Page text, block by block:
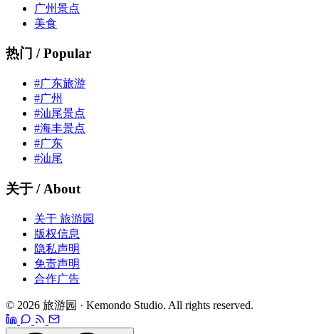
广州景点
美食
热门 / Popular
#广东旅游
#广州
#汕尾景点
#海丰景点
#广东
#汕尾
关于 / About
关于 旅游园
版权信息
隐私声明
免责声明
合作广告
© 2026 旅游园 · Kemondo Studio. All rights reserved.